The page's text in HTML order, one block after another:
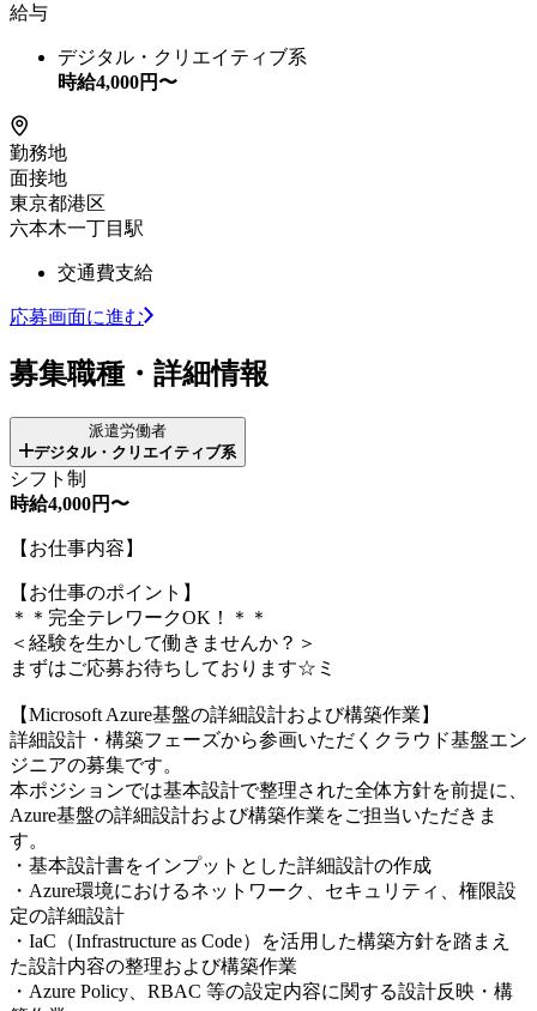
給与
デジタル・クリエイティブ系
時給4,000円〜
勤務地
面接地
東京都港区
六本木一丁目駅
交通費支給
応募画面に進む
募集職種・詳細情報
派遣労働者
デジタル・クリエイティブ系
シフト制
時給4,000円〜
【お仕事内容】
【お仕事のポイント】
＊＊完全テレワークOK！＊＊
＜経験を生かして働きませんか？＞
まずはご応募お待ちしております☆ミ
【Microsoft Azure基盤の詳細設計および構築作業】
詳細設計・構築フェーズから参画いただくクラウド基盤エン
ジニアの募集です。
本ポジションでは基本設計で整理された全体方針を前提に、
Azure基盤の詳細設計および構築作業をご担当いただきま
す。
・基本設計書をインプットとした詳細設計の作成
・Azure環境におけるネットワーク、セキュリティ、権限設
定の詳細設計
・IaC（Infrastructure as Code）を活用した構築方針を踏まえ
た設計内容の整理および構築作業
・Azure Policy、RBAC 等の設定内容に関する設計反映・構